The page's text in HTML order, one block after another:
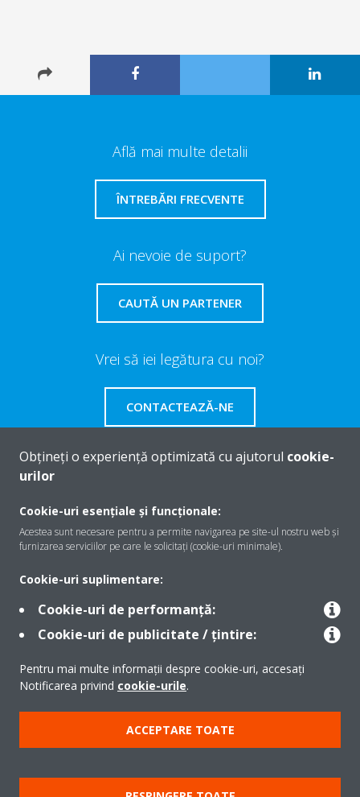
Află mai multe detalii
ÎNTREBĂRI FRECVENTE
Ai nevoie de suport?
CAUTĂ UN PARTENER
Vrei să iei legătura cu noi?
CONTACTEAZĂ-NE
Despre Daikin
Contact
Produse
Copyright © Daikin
Notă legală
Cookie Notice
Politica de protecție a datelor
Obțineți o experiență optimizată cu ajutorul cookie-
urilor
Cookie-uri esențiale și funcționale:
Acestea sunt necesare pentru a permite navigarea pe site-ul nostru web și
furnizarea serviciilor pe care le solicitați (cookie-uri minimale).
Cookie-uri suplimentare:
Cookie-uri de performanță:
Cookie-uri de publicitate / țintire:
Pentru mai multe informații despre cookie-uri, accesați
Notificarea privind cookie-urile.
ACCEPTARE TOATE